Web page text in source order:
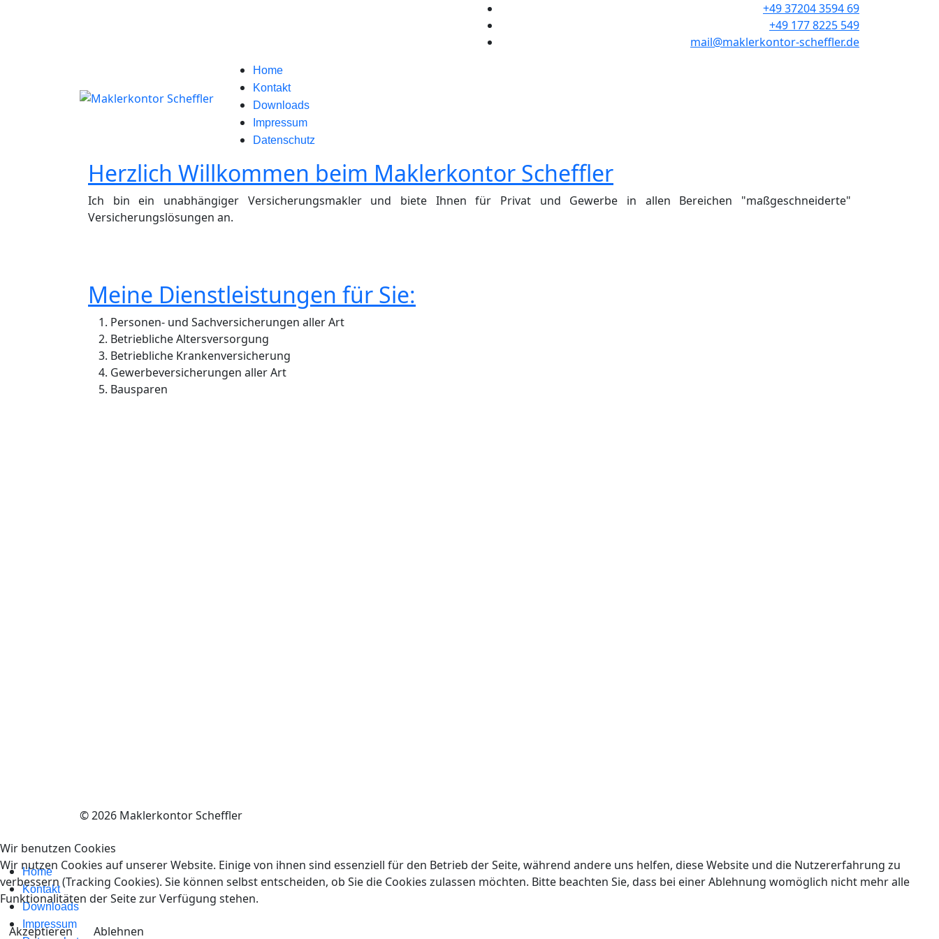
+49 37204 3594 69
+49 177 8225 549
mail@maklerkontor-scheffler.de
Home
Kontakt
Downloads
Impressum
Datenschutz
Herzlich Willkommen beim Maklerkontor Scheffler
Ich bin ein unabhängiger Versicherungsmakler und biete Ihnen für Privat und Gewerbe in allen Bereichen "maßgeschneiderte"
Versicherungslösungen an.
Meine Dienstleistungen für Sie:
Personen- und Sachversicherungen aller Art
Betriebliche Altersversorgung
Betriebliche Krankenversicherung
Gewerbeversicherungen aller Art
Bausparen
© 2026 Maklerkontor Scheffler
Home
Kontakt
Downloads
Impressum
Wir benutzen Cookies
Wir nutzen Cookies auf unserer Website. Einige von ihnen sind essenziell für den Betrieb der Seite, während andere uns helfen, diese Website und die Nutzererfahrung zu
verbessern (Tracking Cookies). Sie können selbst entscheiden, ob Sie die Cookies zulassen möchten. Bitte beachten Sie, dass bei einer Ablehnung womöglich nicht mehr alle
Funktionalitäten der Seite zur Verfügung stehen.
Akzeptieren Ablehnen